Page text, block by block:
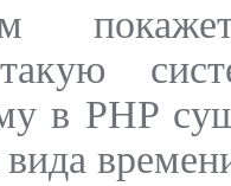
в PHP
вида